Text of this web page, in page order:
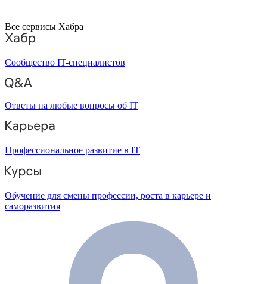
Все сервисы Хабра
Сообщество IT-специалистов
Ответы на любые вопросы об IT
Профессиональное развитие в IT
Обучение для смены профессии, роста в карьере и
саморазвития